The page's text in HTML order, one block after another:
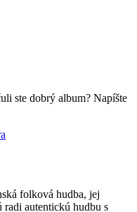
ste dobrý album? Napíšte
folková hudba, jej
autentickú hudbu s